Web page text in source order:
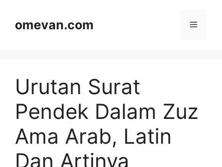
contentomevan.com Menu
Urutan Surat
Pendek Dalam Zuz
Ama Arab, Latin
Dan Artinya